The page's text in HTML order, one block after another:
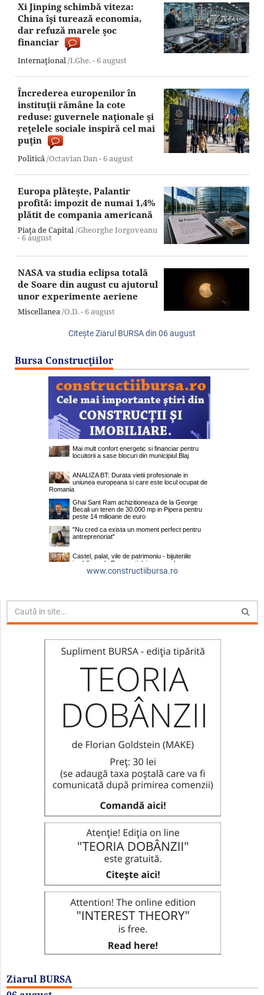
Xi Jinping schimbă viteza:
China îşi turează economia,
dar refuză marele şoc
financiar
Internaţional/I.Ghe. -6 august
Încrederea europenilor în
instituţii rămâne la cote
reduse: guvernele naţionale şi
reţelele sociale inspiră cel mai
puţin
Politică/Octavian Dan -6 august
Europa plăteşte, Palantir
profită: impozit de numai 1,4%
plătit de compania americană
Piaţa de Capital/Gheorghe Iorgoveanu
-6 august
NASA va studia eclipsa totală
de Soare din august cu ajutorul
unor experimente aeriene
Miscellanea/O.D. -6 august
Citeşte Ziarul BURSA din 06 august
Bursa Construcţiilor
www.constructiibursa.ro
Ziarul BURSA